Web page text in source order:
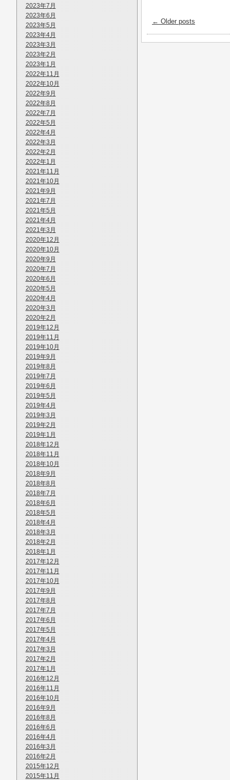
2023年7月
2023年6月
2023年5月
2023年4月
2023年3月
2023年2月
2023年1月
2022年11月
2022年10月
2022年9月
2022年8月
2022年7月
2022年5月
2022年4月
2022年3月
2022年2月
2022年1月
2021年11月
2021年10月
2021年9月
2021年7月
2021年5月
2021年4月
2021年3月
2020年12月
2020年10月
2020年9月
2020年7月
2020年6月
2020年5月
2020年4月
2020年3月
2020年2月
2019年12月
2019年11月
2019年10月
2019年9月
2019年8月
2019年7月
2019年6月
2019年5月
2019年4月
2019年3月
2019年2月
2019年1月
2018年12月
2018年11月
2018年10月
2018年9月
2018年8月
2018年7月
2018年6月
2018年5月
2018年4月
2018年3月
2018年2月
2018年1月
2017年12月
2017年11月
2017年10月
2017年9月
2017年8月
2017年7月
2017年6月
2017年5月
2017年4月
2017年3月
2017年2月
2017年1月
2016年12月
2016年11月
2016年10月
2016年9月
2016年8月
2016年6月
2016年4月
2016年3月
2016年2月
2015年12月
2015年11月
← Older posts